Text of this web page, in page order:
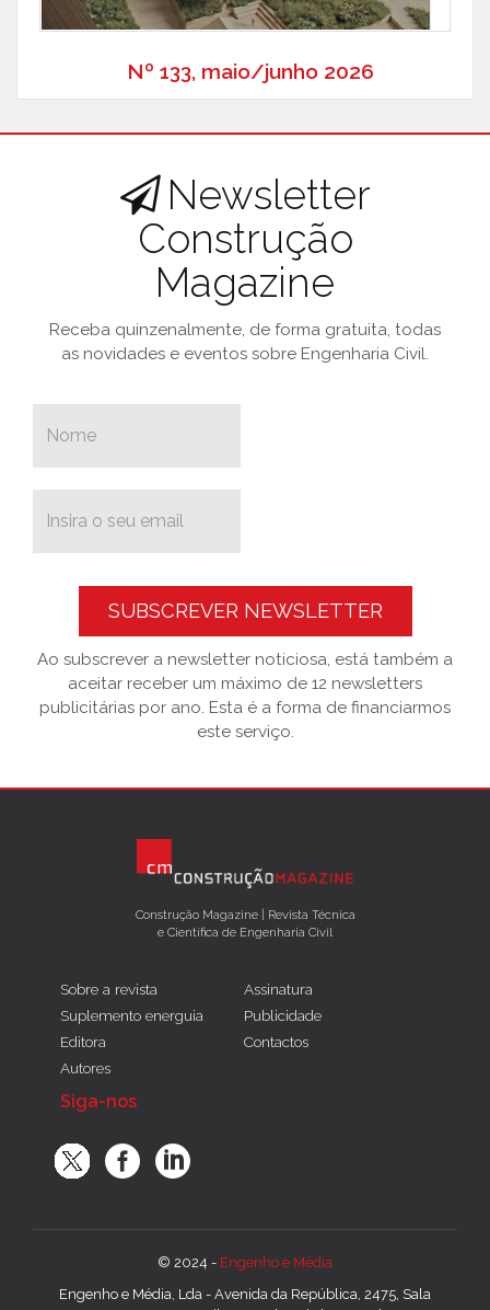
Nº 133, maio/junho 2026
Newsletter
Construção
Magazine
Receba quinzenalmente, de forma gratuita, todas
as novidades e eventos sobre Engenharia Civil.
SUBSCREVER NEWSLETTER
Ao subscrever a newsletter noticiosa, está também a
aceitar receber um máximo de 12 newsletters
publicitárias por ano. Esta é a forma de financiarmos
este serviço.
Construção Magazine | Revista Técnica
e Científica de Engenharia Civil
Sobre a revista
Suplemento energuia
Editora
Autores
Assinatura
Publicidade
Contactos
Siga-nos
© 2024 - Engenho e Média
Engenho e Média, Lda - Avenida da República, 2475, Sala